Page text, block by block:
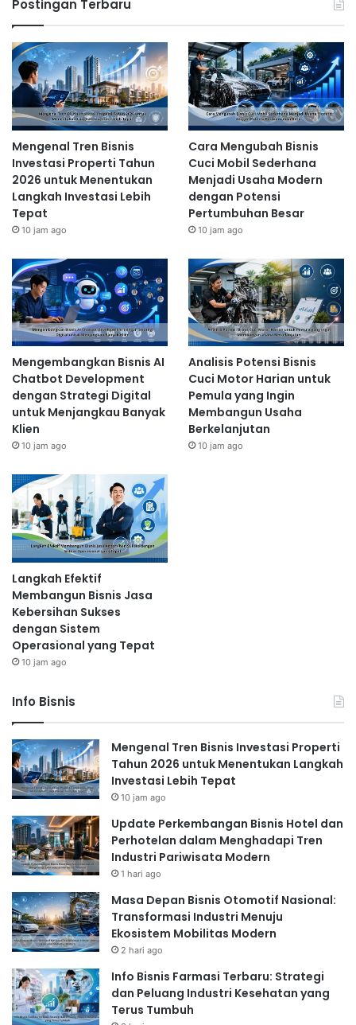
Properti Tahun 2026 untuk
Menentukan Langkah Investasi
Lebih Tepat
10 jam ago
Update Perkembangan Bisnis Hotel
dan Perhotelan dalam
Menghadapi Tren Industri
Pariwisata Modern
1 hari ago
Ekspansi E-commerce dan Logistik
E-commercetetap menjadi sektor yang menjanjikan
di Indonesia. Pertumbuhane-commerceakan
diiringi dengan peningkatan infrastruktur logistik
yang lebih efisien dan terjangkau.Startupdi bidang
logistik akan berperan penting dalam memastikan
pengiriman barang yang cepat dan andal,
terutama ke daerah-daerah terpencil. Integrasi
teknologi seperti
artificial intelligence(AI) dan
mengoptimalkan proses logistik dan
meningkatkan kepuasan pelanggan.
Peningkatan Adopsi Teknologi AI
dan Big Data
Artificial intelligence(AI) dan
teknologi kunci yang akan mendorong inovasi di
berbagai sektor
memanfaatkan AI untuk meningkatkan efisiensi
pengembangan produk baru.
digunakan untuk menganalisis tren pasar, perilaku
konsumen, dan meningkatkan pengambilan
keputusan bisnis. Penggunaan teknologi ini akan
semakin meluas di berbagai sektor,
termasukfintech,e-commerce
pendidikan.
Pertumbuhan Startup di Sektor
Kesehatan (HealthTech)
Sektorhealthtechdi Indonesia juga diprediksi akan
mengalami pertumbuhan yang signifikan.
di bidang ini akan fokus pada penyediaan layanan
kesehatan yang lebih terjangkau, mudah diakses,
dan berkualitas. Telemedicine, aplikasi kesehatan
Postingan Terbaru
Mengenal Tren Bisnis
Investasi Properti Tahun
2026 untuk Menentukan
Langkah Investasi Lebih
Tepat
10 jam ago
Cara Mengubah Bisnis
Cuci Mobil Sederhana
Menjadi Usaha Modern
dengan Potensi
Pertumbuhan Besar
10 jam ago
Mengembangkan Bisnis AI
Chatbot Development
dengan Strategi Digital
untuk Menjangkau Banyak
Klien
10 jam ago
Analisis Potensi Bisnis
Cuci Motor Harian untuk
Pemula yang Ingin
Membangun Usaha
Berkelanjutan
10 jam ago
Langkah Efektif
Membangun Bisnis Jasa
Kebersihan Sukses
dengan Sistem
Operasional yang Tepat
10 jam ago
Info Bisnis
Mengenal Tren Bisnis Investasi Properti
Tahun 2026 untuk Menentukan Langkah
Investasi Lebih Tepat
10 jam ago
Update Perkembangan Bisnis Hotel dan
Perhotelan dalam Menghadapi Tren
Industri Pariwisata Modern
1 hari ago
Masa Depan Bisnis Otomotif Nasional:
Transformasi Industri Menuju
Ekosistem Mobilitas Modern
2 hari ago
Info Bisnis Farmasi Terbaru: Strategi
dan Peluang Industri Kesehatan yang
Terus Tumbuh